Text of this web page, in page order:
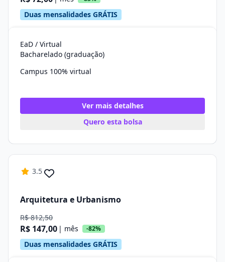
Duas mensalidades GRÁTIS
EaD / Virtual
Bacharelado (graduação)
Campus 100% virtual
Ver mais detalhes
Quero esta bolsa
3.5
Arquitetura e Urbanismo
R$ 812,50
R$ 147,00 | mês -82%
Duas mensalidades GRÁTIS